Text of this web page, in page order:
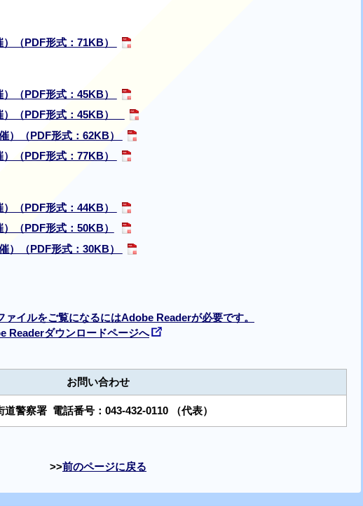
（PDF形式：71KB）
（PDF形式：45KB）
）（PDF形式：45KB）
）（PDF形式：62KB）
（PDF形式：77KB）
（PDF形式：44KB）
（PDF形式：50KB）
）（PDF形式：30KB）
ァイルをご覧になるにはAdobe Readerが必要です。
Readerダウンロードページへ
お問い合わせ
道警察署 電話番号： 043-432-0110（代表）
前のページに戻る